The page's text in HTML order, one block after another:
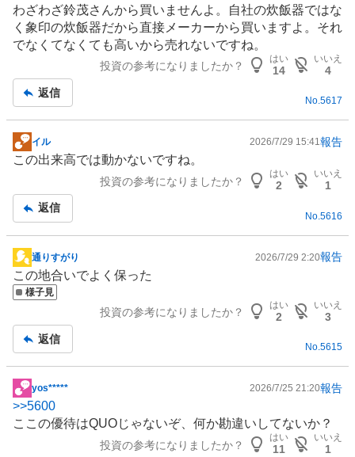
板
記
事
わざわざ鈴茂さんから買いませんよ。自社の炊飯器ではな
く象印の炊飯器だから直接メーカーから買いますよ。それ
でなくてなくても高いから売れないですね。
投資の参考になりましたか？
はい
14
いいえ
4
返信
No.5617
掲
示
事
イル 2026/7/29 15:41報告
この出来高では動かないですね。
投資の参考になりましたか？
はい
2
いいえ
1
返信
No. 5616
掲
示
板
通りすがり 2026/7/29 2:20報告
この地合いでよく保った
様子見
投資の参考になりましたか？
はい
2
いいえ
3
返信
No.5615
掲
示
板
yos***** 2026/7/25 21:20報告
>>5600
ここの優待はQUOじゃないぞ、何か勘違いしてないか？
投資の参考になりましたか？
はい
11
いいえ
1